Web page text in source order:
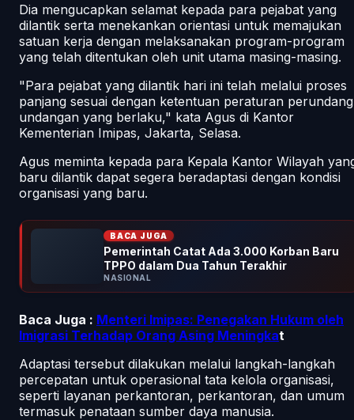
Dia mengucapkan selamat kepada para pejabat yang
dilantik serta menekankan orientasi untuk memajukan
satuan kerja dengan melaksanakan program-program
yang telah ditentukan oleh unit utama masing-masing.
"Para pejabat yang dilantik hari ini telah melalui proses
panjang sesuai dengan ketentuan peraturan
undangan yang berlaku," kata Agus di Kantor
Kementerian Imipas, Jakarta, Selasa.
Agus meminta kepada para Kepala Kantor Wilayah
baru dilantik dapat segera beradaptasi dengan kondisi
organisasi yang baru.
BACA JUGA
Pemerintah Catat Ada 3.000 Korban Baru
TPPO dalam Dua Tahun Terakhir
NASIONAL
Baca Juga : Menteri Imipas: Penegakan Hukum oleh
Imigrasi Terhadap Orang Asing Meningkat
Adaptasi tersebut dilakukan melalui langkah-langkah
percepatan untuk operasional tata kelola organisasi,
seperti layanan perkantoran, perkantoran, dan umum
termasuk penataan sumber daya manusia.